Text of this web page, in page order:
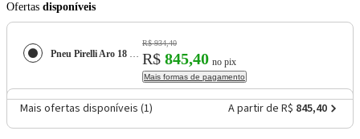
Ofertas disponíveis
Pneu Pirelli Aro 18 225/55R18 98V Scorpion
R$ 934,40
R$ 845,40 no pix
Mais formas de pagamento
Mais ofertas disponíveis (1) A partir de R$ 845,40